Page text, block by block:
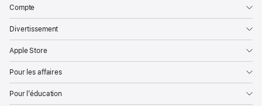
Compte
Divertissement
Apple Store
Pour les affaires
Pour l’éducation